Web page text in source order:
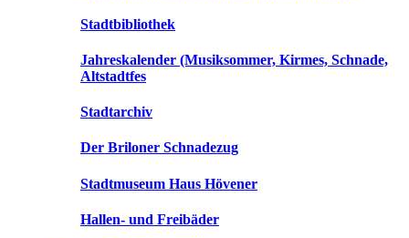
Stadtbibliothek
Jahreskalender (Musiksommer, Kirmes, Schnade,
Altstadtfes
Stadtarchiv
Der Briloner Schnadezug
Stadtmuseum Haus Hövener
Hallen- und Freibäder